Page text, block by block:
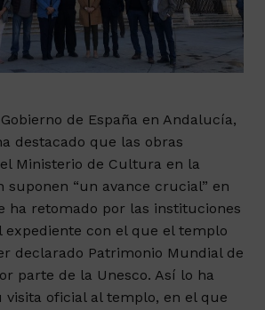
de España en Andalucía,
destacado que las obras
Ministerio de Cultura en la
suponen “un avance crucial” en
ha retomado por las instituciones
expediente con el que el templo
declarado Patrimonio Mundial de
parte de la Unesco. Así lo ha
visita oficial al templo, en el que